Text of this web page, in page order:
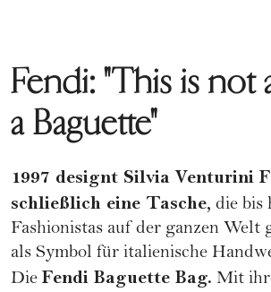
Fendi: "This is not
a Baguette"
1997 designt Silvia Venturini
schließlich eine Tasche, die bis
Fashionistas auf der ganzen Welt
als Symbol für italienische
Die Fendi Baguette Bag. Mit